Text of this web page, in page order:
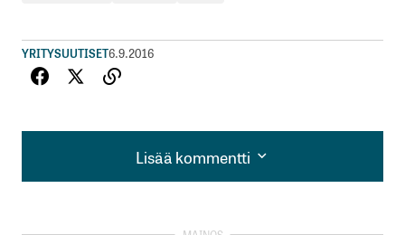
YRITYSUUTISET6.9.2016
Lisää kommentti
Lisää kommentti